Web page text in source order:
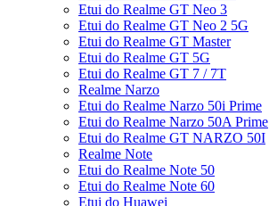
Etui do Realme GT Neo 3
Etui do Realme GT Neo 2 5G
Etui do Realme GT Master
Etui do Realme GT 5G
Etui do Realme GT 7 / 7T
Realme Narzo
Etui do Realme Narzo 50i Prime
Etui do Realme Narzo 50A Prime
Etui do Realme GT NARZO 50I
Realme Note
Etui do Realme Note 50
Etui do Realme Note 60
Etui do Huawei